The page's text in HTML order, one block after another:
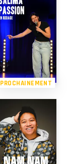
PROCHAINEMENT